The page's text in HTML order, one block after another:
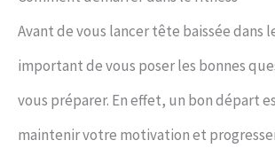
Avant de vous lancer tête baissée dans
important de vous poser les bonnes
vous préparer. En effet, un bon départ
maintenir votre motivation et